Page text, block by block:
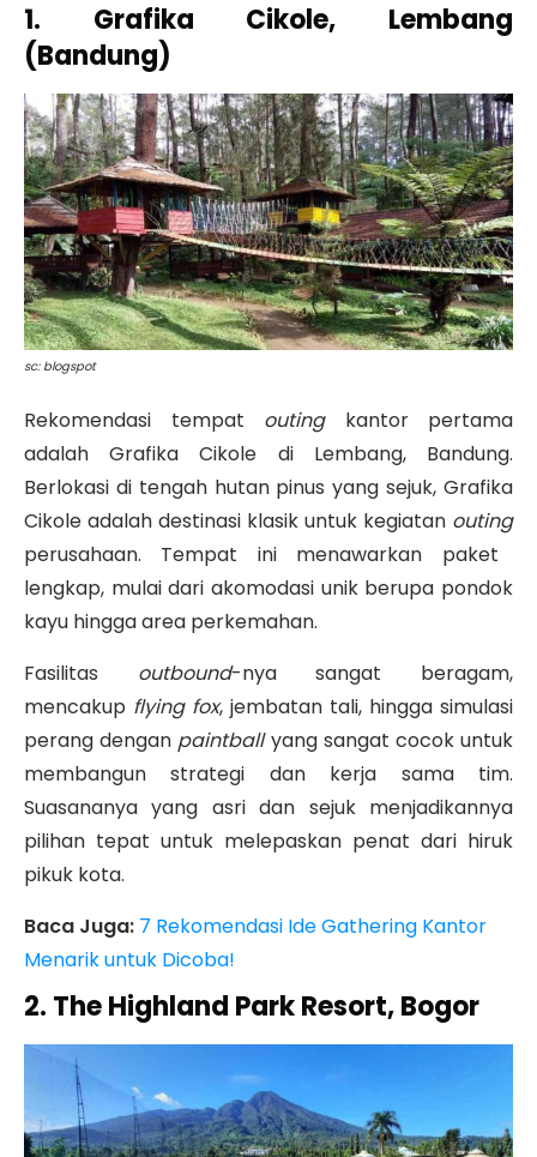
1. Grafika Cikole, Lembang
(Bandung)
sc: blogspot
Rekomendasi tempat outingkantor pertama
adalah Grafika Cikole di Lembang, Bandung.
Berlokasi di tengah hutan pinus yang sejuk, Grafika
Cikole adalah destinasi klasik untuk kegiatan outing
perusahaan. Tempat ini menawarkan paket
lengkap, mulai dari akomodasi unik berupa pondok
kayu hingga area perkemahan.
Fasilitas outbound-nya sangat beragam,
mencakup flying fox, jembatan tali, hingga simulasi
perang dengan paintballyang sangat cocok untuk
membangun strategi dan kerja sama tim.
Suasananya yang asri dan sejuk menjadikannya
pilihan tepat untuk melepaskan penat dari hiruk
pikuk kota.
Baca Juga: 7 Rekomendasi Ide Gathering Kantor
Menarik untuk Dicoba!
2. The Highland Park Resort, Bogor